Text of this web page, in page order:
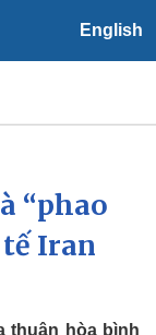
English
tiết
“phao
Iran
thuận hòa bình